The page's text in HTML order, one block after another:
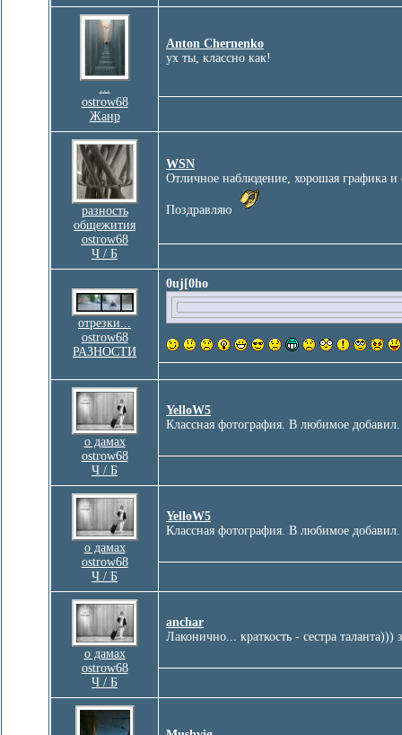
...
ostrow68
Жанр
Anton Chernenko
ух ты, классно как!
разность
общежития
ostrow68
Ч / Б
WSN
Отличное наблюдение, хорошая графика и
Поздравляю
отрезки...
ostrow68
РАЗНОСТИ
0uj[0ho
о дамах
ostrow68
Ч / Б
YelloW5
Классная фотография. В любимое
о дамах
ostrow68
Ч / Б
YelloW5
Классная фотография. В любимое
о дамах
ostrow68
Ч / Б
anchar
Лаконично... краткость - сестра таланта)))